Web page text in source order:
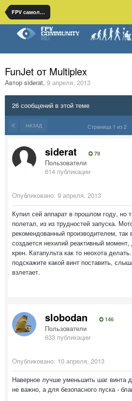
FPV самолеты
FunJet от Multiplex
Автор siderat, 9 апреля, 2013
26 сообщений в этой теме
НАЗАД Страница 1 из 2
siderat 79
Пользователи
614 публикации
Опубликовано: 9 апреля, 2013
Купил сей аппарат в прошлом году, но
полетал, из из трудностей запуска.
рекомендованный производителем, так
создается нехилий реактивный
крен. Катапульта как то неохота
подскажите какой винт поставить,
взлетает.
slobodan 146
Пользователи
633 публикации
Опубликовано: 10 апреля, 2013
Наверное лучше уменьшить шаг винта
не важно, а для безопасного пуска -